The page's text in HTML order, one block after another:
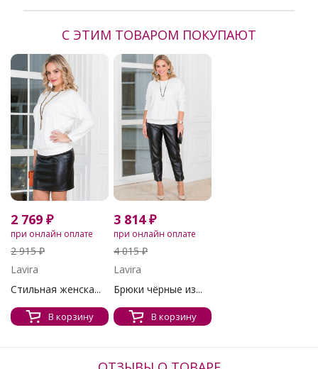
Производитель:
Lavira
С ЭТИМ ТОВАРОМ ПОКУПАЮТ
2 769 ₽
при онлайн оплате
2 915 ₽
Lavira
Стильная женска...
В корзину
3 814 ₽
при онлайн оплате
4 015 ₽
Lavira
Брюки чёрные из...
В корзину